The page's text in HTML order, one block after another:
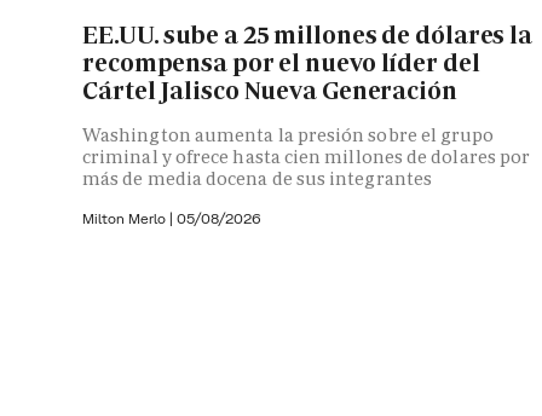
EE.UU. sube a 25 millones de dólares la
recompensa por el nuevo líder del
Cártel Jalisco Nueva Generación
Washington aumenta la presión sobre el grupo
criminal y ofrece hasta cien millones de dolares por
más de media docena de sus integrantes
Milton Merlo | 05/08/2026